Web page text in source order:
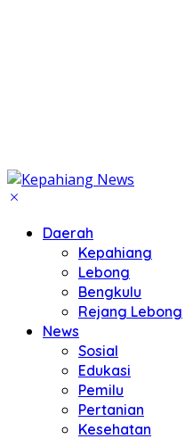
Daerah
Kepahiang
Lebong
Bengkulu
Rejang Lebong
News
Sosial
Edukasi
Pemilu
Pertanian
Kesehatan